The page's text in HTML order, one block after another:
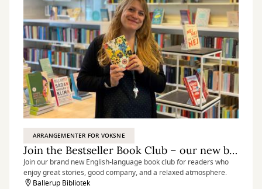
ARRANGEMENTER FOR VOKSNE
Join the Bestseller Book Club – our new book club in English
Join our brand new English-language book club for readers who
enjoy great stories, good company, and a relaxed atmosphere.
Ballerup Bibliotek